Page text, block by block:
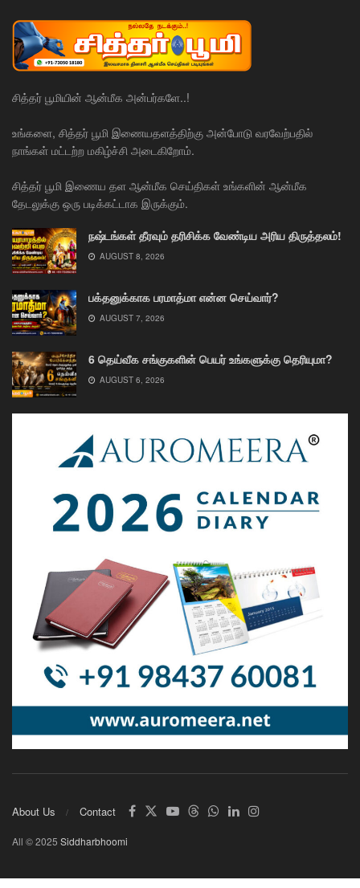
சித்தர் பூமியின் ஆன்மீக அன்பர்களே..!
உங்களை, சித்தர் பூமி இணையதளத்திற்கு அன்போடு வரவேற்பதில்
நாங்கள் மட்டற்ற மகிழ்ச்சி அடைகிறோம்.
சித்தர் பூமி இணைய தள ஆன்மீக செய்திகள் உங்களின் ஆன்மீக
தேடலுக்கு ஒரு படிக்கட்டாக இருக்கும்.
நஷ்டங்கள் தீரவும் தரிசிக்க வேண்டிய அரிய திருத்தலம்!
AUGUST 8, 2026
பக்தனுக்காக பரமாத்மா என்ன செய்வார்?
AUGUST 7, 2026
6 தெய்வீக சங்குகளின் பெயர் உங்களுக்கு தெரியுமா?
AUGUST 6, 2026
About Us Contact
All © 2025 Siddharbhoomi